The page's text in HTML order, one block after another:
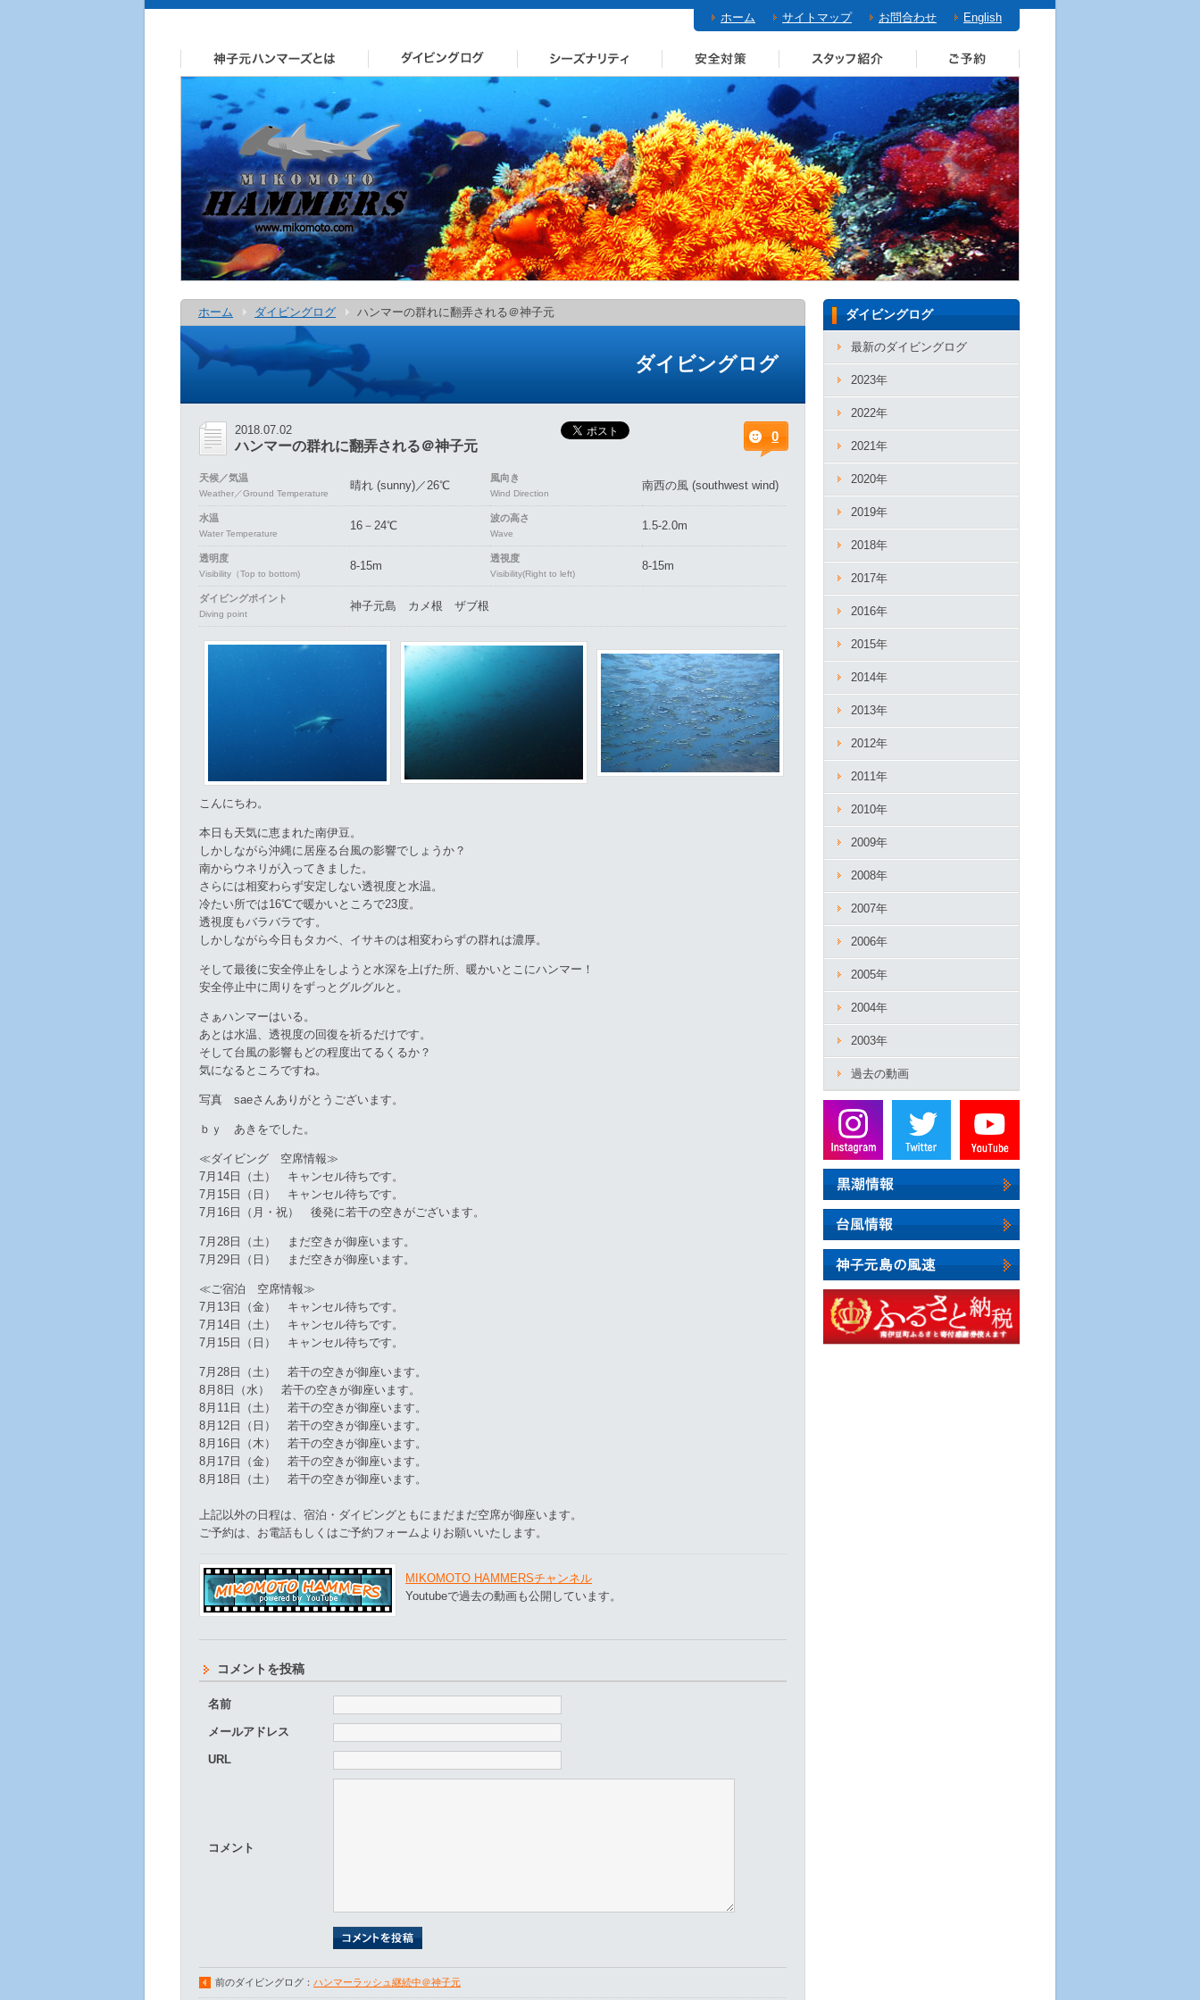
ホーム サイトマップ お問合わせ English
ホーム ダイビングログ ハンマーの群れに翻弄される＠神子元
ダイビングログ
ハンマーの群れに翻弄される＠神子元
2018.07.02 0
天候／気温
Weather／Ground Temperature
晴れ (sunny)／26℃
風向き
Wind Direction
南西の風 (southwest wind)
水温
Water Temperature
16－24℃
波の高さ
Wave
1.5-2.0m
透明度
Visibility（Top to bottom)
8-15m
透視度
Visibility(Right to left)
8-15m
ダイビングポイント
Diving point
神子元島 カメ根 ザブ根
こんにちわ。
本日も天気に恵まれた南伊豆。
しかしながら沖縄に居座る台風の影響でしょうか？
南からウネリが入ってきました。
さらには相変わらず安定しない透視度と水温。
冷たい所では16℃で暖かいところで23度。
透視度もバラバラです。
しかしながら今日もタカベ、イサキのは相変わらずの群れは濃厚。
そして最後に安全停止をしようと水深を上げた所、暖かいとこにハンマー！
安全停止中に周りをずっとグルグルと。
さぁハンマーはいる。
あとは水温、透視度の回復を祈るだけです。
そして台風の影響もどの程度出てるくるか？
気になるところですね。
写真 saeさんありがとうございます。
ｂｙ あきをでした。
≪ダイビング 空席情報≫
7月14日（土） キャンセル待ちです。
7月15日（日） キャンセル待ちです。
7月16日（月・祝） 後発に若干の空きがございます。
7月28日（土） まだ空きが御座います。
7月29日（日） まだ空きが御座います。
≪ご宿泊 空席情報≫
7月13日（金） キャンセル待ちです。
7月14日（土） キャンセル待ちです。
7月15日（日） キャンセル待ちです。
7月28日（土） 若干の空きが御座います。
8月8日（水） 若干の空きが御座います。
8月11日（土） 若干の空きが御座います。
8月12日（日） 若干の空きが御座います。
8月16日（木） 若干の空きが御座います。
8月17日（金） 若干の空きが御座います。
8月18日（土） 若干の空きが御座います。
上記以外の日程は、宿泊・ダイビングともにまだまだ空席が御座います。
ご予約は、お電話もしくはご予約フォームよりお願いいたします。
MIKOMOTO HAMMERSチャンネル
Youtubeで過去の動画も公開しています。
コメントを投稿
名前
メールアドレス
URL
コメント
前のダイビングログ： ハンマーラッシュ継続中＠神子元
ダイビングログ
最新のダイビングログ
2023年
2022年
2021年
2020年
2019年
2018年
2017年
2016年
2015年
2014年
2013年
2012年
2011年
2010年
2009年
2008年
2007年
2006年
2005年
2004年
2003年
過去の動画